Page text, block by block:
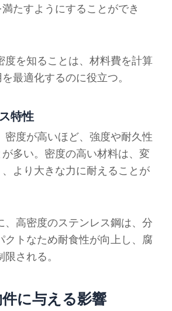
たすようにすることができ
度を知ることは、材料費を計算
最適化するのに役立つ。
特性
密度が高いほど、強度や耐久性
多い。密度の高い材料は、変
より大きな力に耐えることが
、高密度のステンレス鋼は、分
クトなため耐食性が向上し、腐
される。
に与える影響